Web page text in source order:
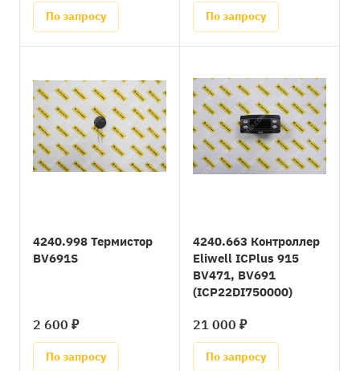
По запросу По запросу
4240.998 Термистор
BV691S
2 600 ₽
По запросу
4240.663 Контроллер
Eliwell ICPlus 915
BV471, BV691
(ICP22DI750000)
21 000 ₽
По запросу